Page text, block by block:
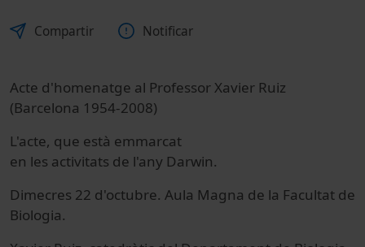
Compartir Notificar
Acte d'homenatge al Professor Xavier Ruiz
(Barcelona 1954-2008)
L'acte, que està emmarcat
en les activitats de l'any Darwin.
Dimecres 22 d'octubre. Aula Magna de la Facultat de
Biologia.